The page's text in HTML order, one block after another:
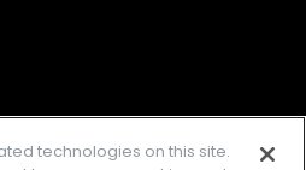
facebookinstagramtwitter
technologies on this site.